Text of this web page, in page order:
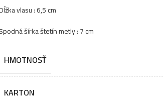
vlasu : 6,5 cm
Spodná šírka štetín metly : 7 cm
HMOTNOSŤ
KARTON